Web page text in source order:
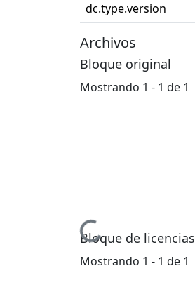
dc.type.version
Archivos
Bloque original
Mostrando 1 - 1 de 1
Cargando...Bloque de licencias
Mostrando 1 - 1 de 1